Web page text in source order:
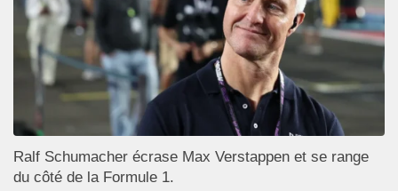
Ralf Schumacher écrase Max Verstappen et se range
du côté de la Formule 1.